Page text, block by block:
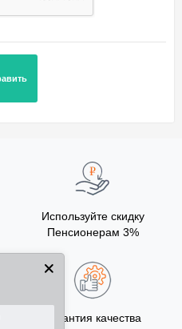
Используйте скидку
Пенсионерам 3%
Гарантия качества